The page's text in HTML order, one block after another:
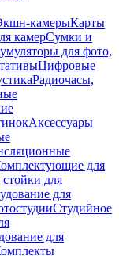
камерыКарты
камерСумки и
для фото,
Цифровые
Радиочасы,
Аксессуары
для
для
для
Студийное
для